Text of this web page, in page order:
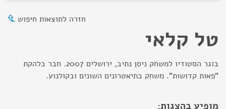
חזרה לתוצאות חיפוש
טל קלאי
בוגר הסטודיו למשחק ניסן נתיב, ירושלים 2007. חבר בלהקת
"פאות קדושות". משחק בתיאטרונים השונים ובקולנוע.
מופיע בהצגות: